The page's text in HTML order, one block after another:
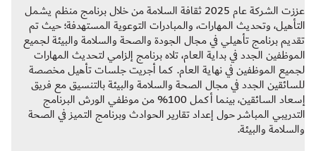
عززت الشركة عام 2025 ثقافة السلامة من خلال برنامج منظم يشمل
التأهيل، وتحديث المهارات، والمبادرات التوعوية المستهدفة؛ حيث تم
تقديم برنامج تأهيلي في مجال الجودة والصحة والسلامة والبيئة لجميع
الموظفين الجدد في بداية العام، تلاه برنامج إلزامي لتحديث المهارات
لجميع الموظفين في نهاية العام. كما أجريت جلسات تأهيل مخصصة
للسائقين الجدد في مجال الصحة والسلامة والبيئة بالتنسيق مع فريق
إسعاد السائقين، بينما أكمل 100% من موظفي الورش البرنامج
التدريبي المباشر حول إعداد تقارير الحوادث وبرنامج التميز في الصحة
والسلامة والبيئة.